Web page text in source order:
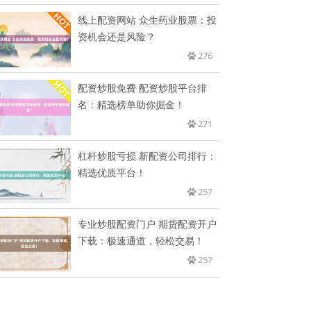
线上配资网站 众生药业股票：投
资机会还是风险？
276
配资炒股免费 配资炒股平台排
名：精选榜单助你掘金！
271
杠杆炒股亏损 新配资公司排行：
精选优质平台！
257
专业炒股配资门户 期货配资开户
下载：极速通道，轻松交易！
257